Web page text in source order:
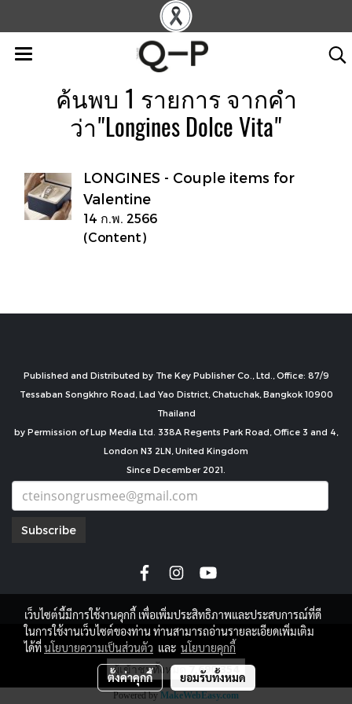
ค้นพบ 1 รายการ จากคำ
ว่า"Longines Dolce Vita"
LONGINES - Couple items for
Valentine
14 ก.พ. 2566
(Content)
Published and Distributed by The Key Publisher Co., Ltd., Office: 87/9
Tessaban Songkhro Road, Lad Yao District, Chatuchak, Bangkok 10900
Thailand
by Permission of Lup Media Ltd. 338A Regents Park Road, Office 3 and 4,
London N3 2LN, United Kingdom
Since December 2021.
Subscribe
copyright by
ผู้เข้าชมทั้งหมด7,690,354
Powered byMakeWebEasy.com
เว็บไซต์นี้มีการใช้งานคุกกี้ เพื่อเพิ่มประสิทธิภาพและประสบการณ์ที่ดี
ในการใช้งานเว็บไซต์ของท่าน ท่านสามารถอ่านรายละเอียดเพิ่มเติม
ได้ที่นโยบายความเป็นส่วนตัว และ นโยบายคุกกี้
ตั้งค่าคุกกี้ ยอมรับทั้งหมด